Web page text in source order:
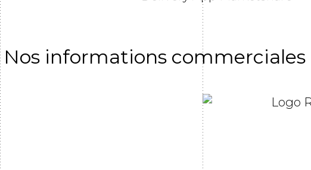
Nos informations commerciales